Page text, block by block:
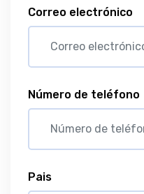
Correo electrónico
Número de teléfono
Pais